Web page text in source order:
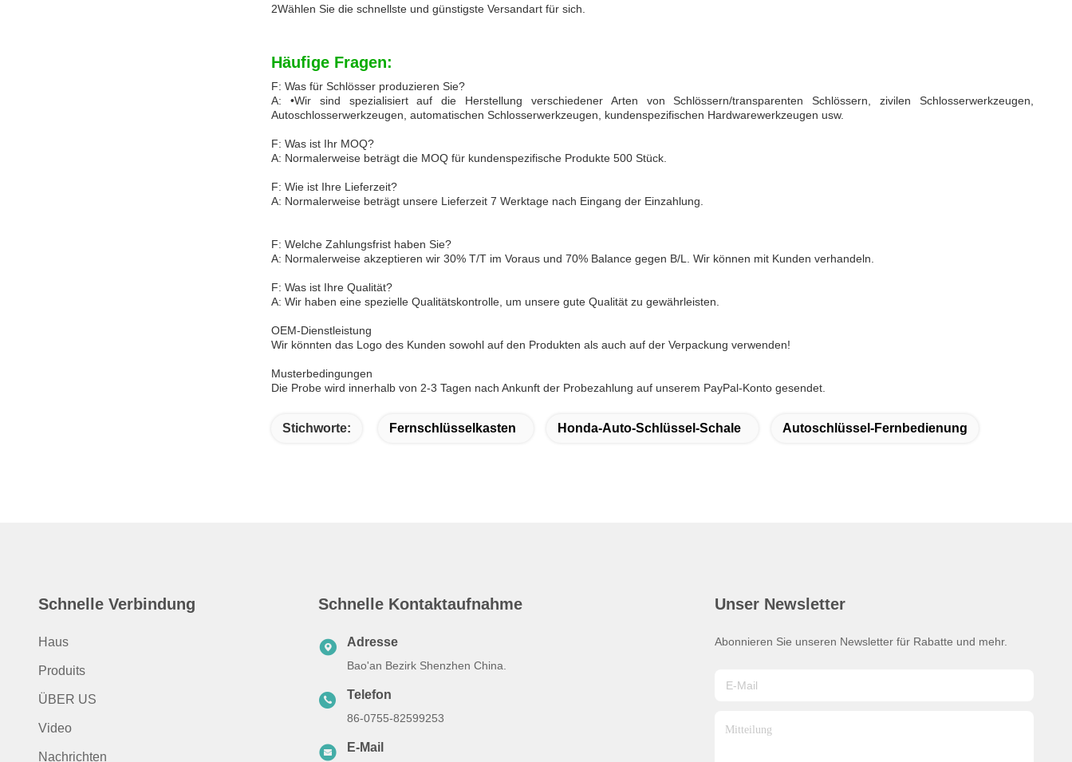
2Wählen Sie die schnellste und günstigste Versandart für sich.
Häufige Fragen:
F: Was für Schlösser produzieren Sie?
A: •Wir sind spezialisiert auf die Herstellung verschiedener Arten von Schlössern/transparenten Schlössern, zivilen Schlosserwerkzeugen,
Autoschlosserwerkzeugen, automatischen Schlosserwerkzeugen, kundenspezifischen Hardwarewerkzeugen usw.
F: Was ist Ihr MOQ?
A: Normalerweise beträgt die MOQ für kundenspezifische Produkte 500 Stück.
F: Wie ist Ihre Lieferzeit?
A: Normalerweise beträgt unsere Lieferzeit 7 Werktage nach Eingang der Einzahlung.
F: Welche Zahlungsfrist haben Sie?
A: Normalerweise akzeptieren wir 30% T/T im Voraus und 70% Balance gegen B/L. Wir können mit Kunden verhandeln.
F: Was ist Ihre Qualität?
A: Wir haben eine spezielle Qualitätskontrolle, um unsere gute Qualität zu gewährleisten.
OEM-Dienstleistung
Wir könnten das Logo des Kunden sowohl auf den Produkten als auch auf der Verpackung verwenden!
Musterbedingungen
Die Probe wird innerhalb von 2-3 Tagen nach Ankunft der Probezahlung auf unserem PayPal-Konto gesendet.
Stichworte: Fernschlüsselkasten Honda-Auto-Schlüssel-Schale Autoschlüssel-Fernbedienung
Schnelle Verbindung
Haus
Produits
ÜBER US
Video
Nachrichten
Schnelle Kontaktaufnahme
Adresse
Bao'an Bezirk Shenzhen China.
Telefon
86-0755-82599253
E-Mail
Unser Newsletter
Abonnieren Sie unseren Newsletter für Rabatte und mehr.